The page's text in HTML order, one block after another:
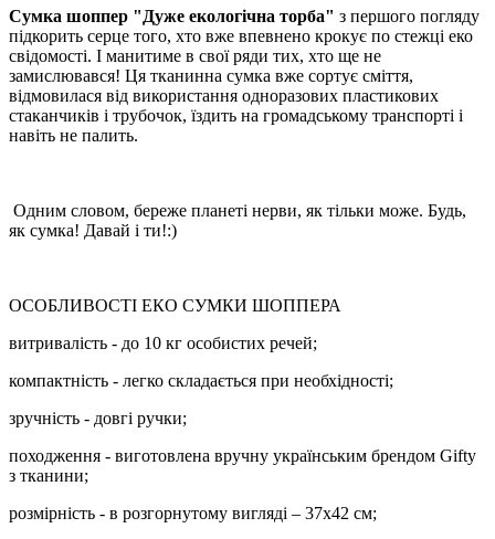
Сумка шоппер "Дуже екологічна торба" з першого погляду
підкорить серце того, хто вже впевнено крокує по стежці еко
свідомості. І манитиме в свої ряди тих, хто ще не
замислювався! Ця тканинна сумка вже сортує сміття,
відмовилася від використання одноразових пластикових
стаканчиків і трубочок, їздить на громадському транспорті і
навіть не палить.
Одним словом, береже планеті нерви, як тільки може. Будь,
як сумка! Давай і ти!:)
ОСОБЛИВОСТІ ЕКО СУМКИ ШОППЕРА
витривалість - до 10 кг особистих речей;
компактність - легко складається при необхідності;
зручність - довгі ручки;
походження - виготовлена вручну українським брендом Gifty
з тканини;
розмірність - в розгорнутому вигляді – 37х42 см;